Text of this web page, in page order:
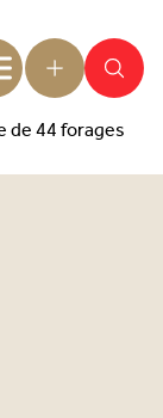
de 44 forages